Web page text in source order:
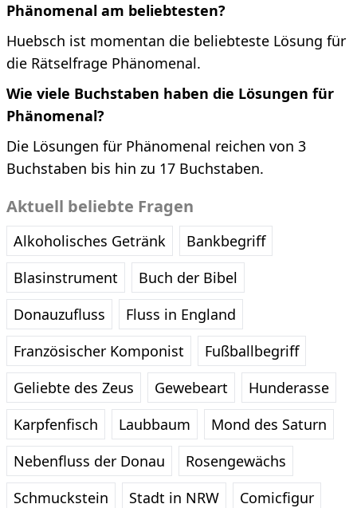
Phänomenal am beliebtesten?
Huebsch ist momentan die beliebteste Lösung für
die Rätselfrage Phänomenal.
Wie viele Buchstaben haben die Lösungen für
Phänomenal?
Die Lösungen für Phänomenal reichen von 3
Buchstaben bis hin zu 17 Buchstaben.
Aktuell beliebte Fragen
Alkoholisches Getränk
Bankbegriff
Blasinstrument
Buch der Bibel
Donauzufluss
Fluss in England
Französischer Komponist
Fußballbegriff
Geliebte des Zeus
Gewebeart
Hunderasse
Karpfenfisch
Laubbaum
Mond des Saturn
Nebenfluss der Donau
Rosengewächs
Schmuckstein
Stadt in NRW Comicfigur